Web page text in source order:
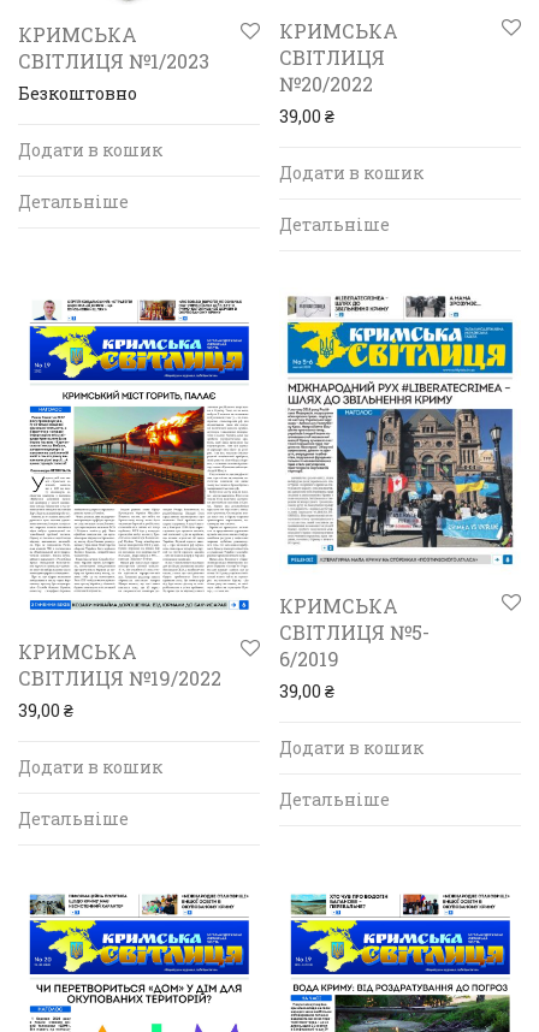
КРИМСЬКА
СВІТЛИЦЯ №1/2023
Безкоштовно
Додати в кошик
Детальніше
КРИМСЬКА
СВІТЛИЦЯ
№20/2022
39,00 ₴
Додати в кошик
Детальніше
КРИМСЬКА
СВІТЛИЦЯ №19/2022
39,00 ₴
Додати в кошик
Детальніше
КРИМСЬКА
СВІТЛИЦЯ №5-
6/2019
39,00 ₴
Додати в кошик
Детальніше